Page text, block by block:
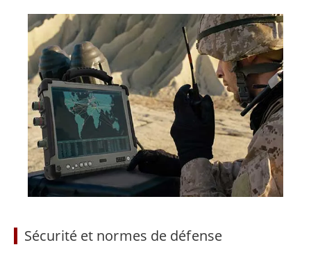
Sécurité et normes de défense